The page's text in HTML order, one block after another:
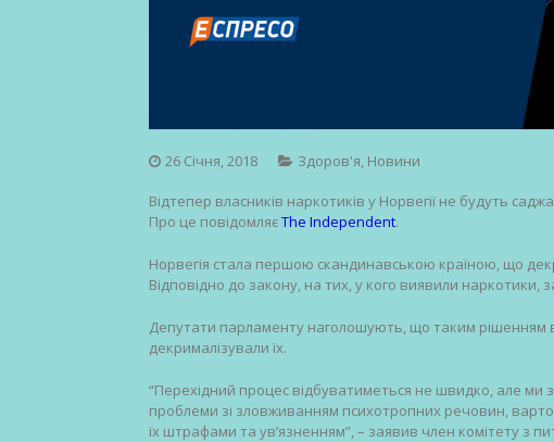
26 Січня, 2018 Здоров'я Новини
Відтепер власників наркотиків у Норвегії не будуть
Про це повідомляєThe Independent.
Норвегія стала першою скандинавською країною, що
Відповідно до закону, на тих, у кого виявили наркотики,
Депутати парламенту наголошують, що таким рішенням
декрималізували їх.
“Перехідний процес відбуватиметься не швидко, але ми
проблеми зі зловживанням психотропних речовин,
їх штрафами та ув’язненням”, – заявив член комітету з